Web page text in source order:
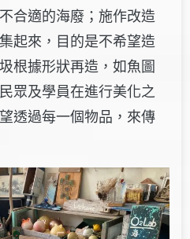
合適的海廢；施作改造
起來，目的是不希望造
根據形狀再造，如魚圖
眾及學員在進行美化之
透過每一個物品，來傳